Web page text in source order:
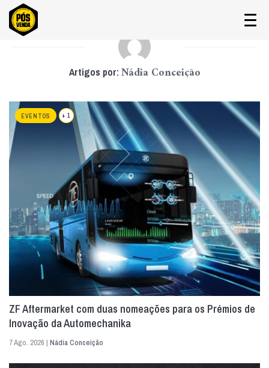
Artigos por: Nádia Conceição
EVENTOS + 1
ZF Aftermarket com duas nomeações para os Prémios de
Inovação da Automechanika
7 Ago. 2026 | Nádia Conceição